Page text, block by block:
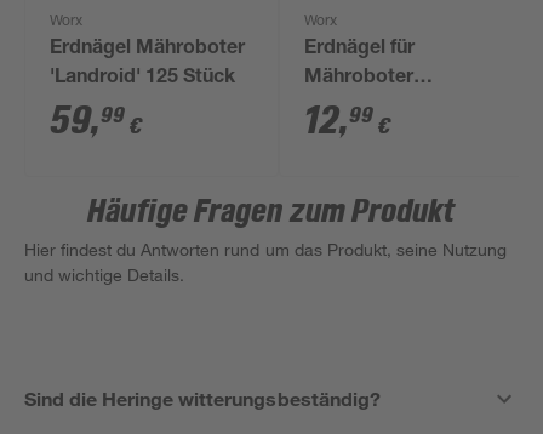
Worx
Erdnägel Mähroboter
'Landroid' 125 Stück
59,99 €
Worx
Erdnägel für
Mähroboter
'Landroid' 25 Stück
12,99 €
Häufige Fragen zum Produkt
Hier findest du Antworten rund um das Produkt, seine Nutzung
und wichtige Details.
Sind die Heringe witterungsbeständig?